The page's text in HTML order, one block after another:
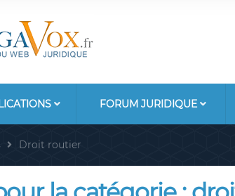
FORUM JURIDIQUE
Droit routier